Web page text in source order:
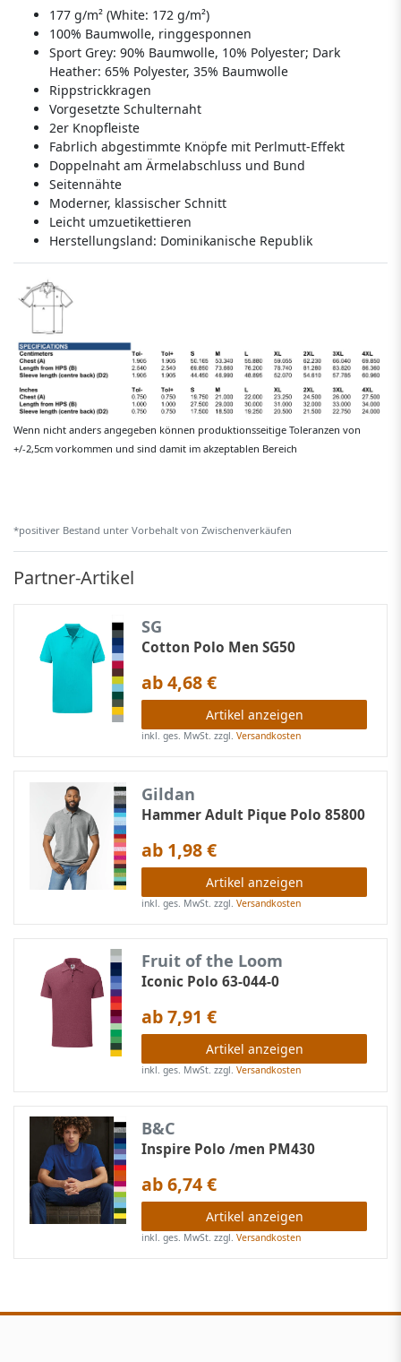
177 g/m² (White: 172 g/m²)
100% Baumwolle, ringgesponnen
Sport Grey: 90% Baumwolle, 10% Polyester; Dark
Heather: 65% Polyester, 35% Baumwolle
Rippstrickkragen
Vorgesetzte Schulternaht
2er Knopfleiste
Fabrlich abgestimmte Knöpfe mit Perlmutt-Effekt
Doppelnaht am Ärmelabschluss und Bund
Seitennähte
Moderner, klassischer Schnitt
Leicht umzuetikettieren
Herstellungsland: Dominikanische Republik
Wenn nicht anders angegeben können produktionsseitige Toleranzen von
+/-2,5cm vorkommen und sind damit im akzeptablen Bereich
*positiver Bestand unter Vorbehalt von Zwischenverkäufen
Partner-Artikel
SG
Cotton Polo Men SG50
ab 4,68 €
Artikel anzeigen
inkl. ges. MwSt. zzgl.Versandkosten
Gildan
Hammer Adult Pique Polo 85800
ab 1,98 €
Artikel anzeigen
inkl. ges. MwSt. zzgl.Versandkosten
Fruit of the Loom
Iconic Polo 63-044-0
ab 7,91 €
Artikel anzeigen
inkl. ges. MwSt. zzgl.Versandkosten
B&C
Inspire Polo /men PM430
ab 6,74 €
Artikel anzeigen
inkl. ges. MwSt. zzgl.Versandkosten